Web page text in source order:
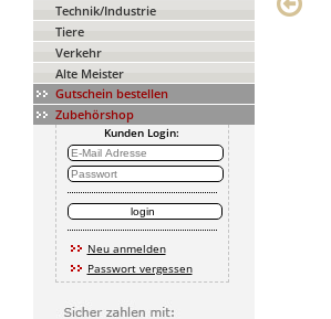
Technik/Industrie
Tiere
Verkehr
Alte Meister
Gutschein bestellen
Zubehörshop
Kunden Login:
Neu anmelden
Passwort vergessen